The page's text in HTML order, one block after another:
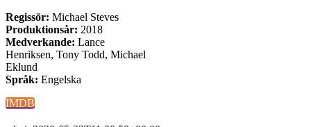
Regissör: Michael Steves
Produktionsår: 2018
Medverkande: Lance
Henriksen, Tony Todd, Michael
Eklund
Språk: Engelska
IMDB